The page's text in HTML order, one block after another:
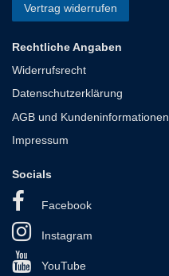
Vertrag widerrufen
Rechtliche Angaben
Widerrufsrecht
Datenschutzerklärung
AGB und Kundeninformationen
Impressum
Socials
Facebook
Instagram
YouTube